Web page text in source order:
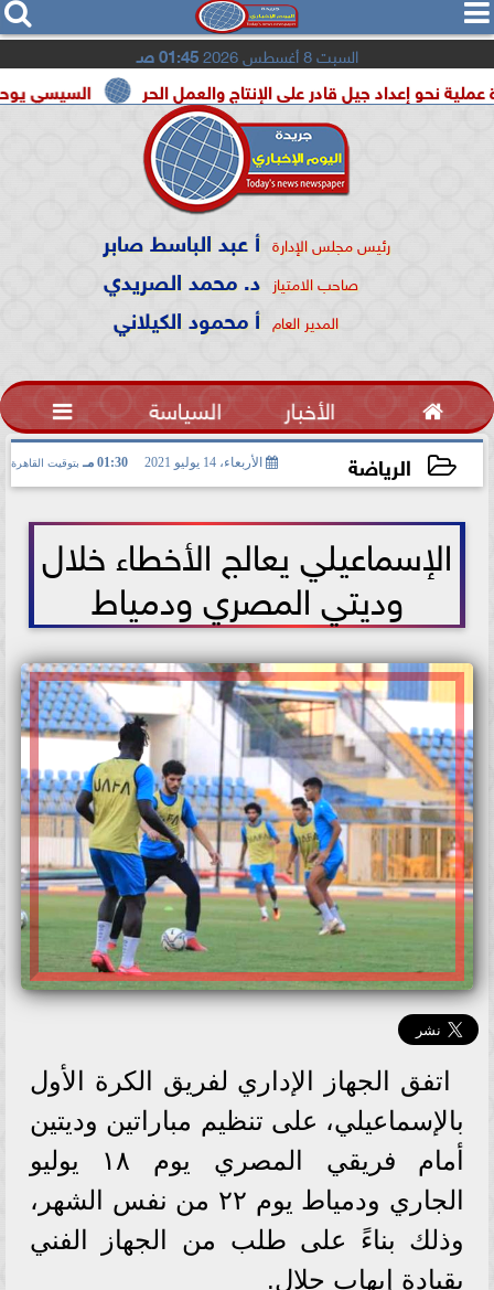
  
السبت 8 أغسطس 2026 01:45 صـ
السيسي يوحد السودان جيل قادر على الإنتاج والعمل الحر
رئيس مجلس الإدارة أ عبد الباسط صابر
صاحب الامتياز د. محمد الصريدي
المدير العام أ محمود الكيلاني
 الأخبار السياسة 
الرياضة الأربعاء، 14 يوليو 2021 01:30 مـ بتوقيت القاهرة
الإسماعيلي يعالج الأخطاء خلال
وديتي المصري ودمياط
اتفق الجهاز الإداري لفريق الكرة الأول
بالإسماعيلي، على تنظيم مباراتين وديتين
أمام فريقي المصري يوم ١٨ يوليو
الجاري ودمياط يوم ٢٢ من نفس الشهر،
وذلك بناءً على طلب من الجهاز الفني
بقيادة إيهاب جلال.